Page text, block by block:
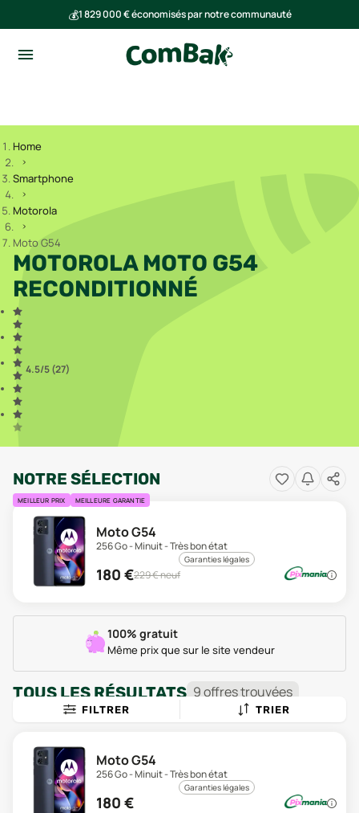
💰1 829 000 € économisés par notre communauté
Home
Smartphone
Motorola
Moto G54
MOTOROLA MOTO G54
RECONDITIONNÉ
4.5/5 (27)
NOTRE SÉLECTION
MEILLEUR PRIX MEILLEURE GARANTIE
Moto G54
256 Go - Minuit - Très bon état
Garanties légales
180 €229€ neuf
100% gratuit
Même prix que sur le site vendeur
TOUS LES RÉSULTATS 9offrestrouvées
FILTRER TRIER
Moto G54
256 Go - Minuit - Très bon état
Garanties légales
180 €